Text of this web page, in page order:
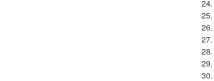
24.
25.
26.
27.
28.
29.
30.